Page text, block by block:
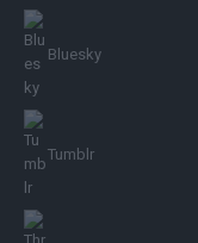
Bluesky
Tumblr